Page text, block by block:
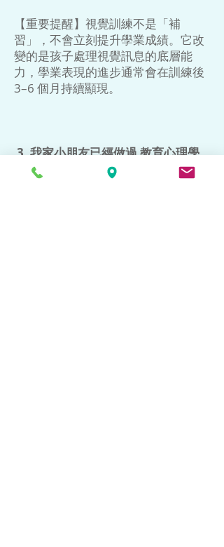
【重要提醒】視覺訓練不是「補
習」，不會立刻提升學業成績。它改
變的是孩子處理視覺訊息的底層能
力，學業表現的進步通常會在訓練後
3–6 個月持續顯現。
3.我家小朋友已經做過 教育心理學
家（EP） 評估，還需要這個嗎？